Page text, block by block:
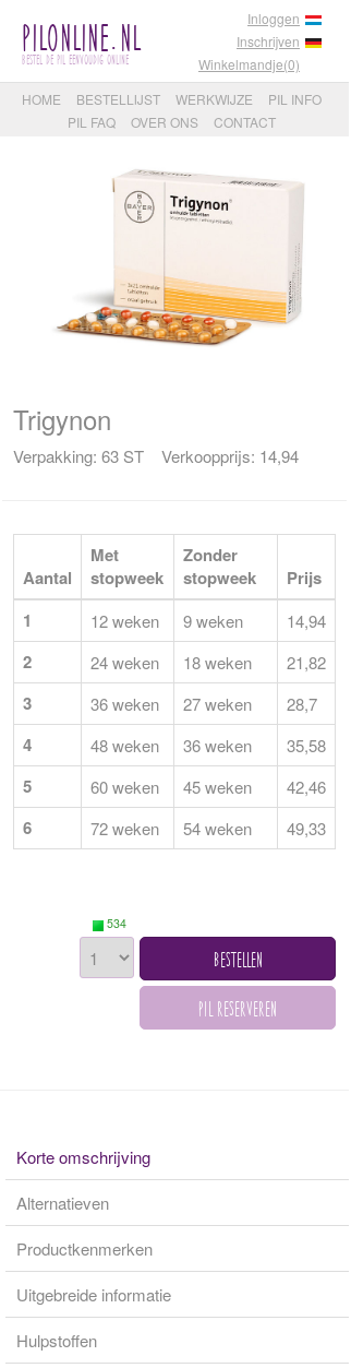
PilOnline.nl
Bestel de pil eenvoudig online
Inloggen
Inschrijven
Winkelmandje(0)
HOME
BESTELLIJST WERKWIJZE
PIL INFO
PIL FAQ
OVER ONS CONTACT
Trigynon
Verpakking: 63 ST Verkoopprijs: 14,94
Aantal
Met
stopweek
Zonder
stopweek
Prijs
1
12 weken 9 weken 14,94
2 24 weken 18 weken 21,82
3 36 weken 27 weken 28,7
4 48 weken 36 weken 35,58
5 60 weken 45 weken 42,46
6 72 weken 54 weken 49,33
534
Korte omschrijving
Alternatieven
Productkenmerken
Uitgebreide informatie
Hulpstoffen